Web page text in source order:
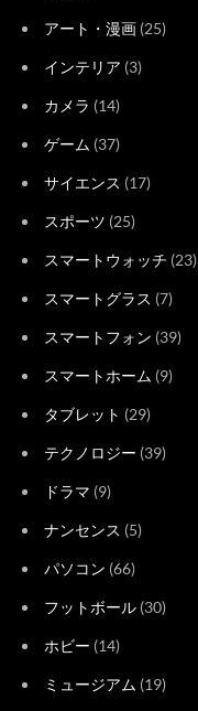
アート・漫画 (25)
インテリア (3)
カメラ (14)
ゲーム (37)
サイエンス (17)
スポーツ (25)
スマートウォッチ (23)
スマートグラス (7)
スマートフォン (39)
スマートホーム (9)
タブレット (29)
テクノロジー (39)
ドラマ (9)
ナンセンス (5)
パソコン (66)
フットボール (30)
ホビー (14)
ミュージアム (19)